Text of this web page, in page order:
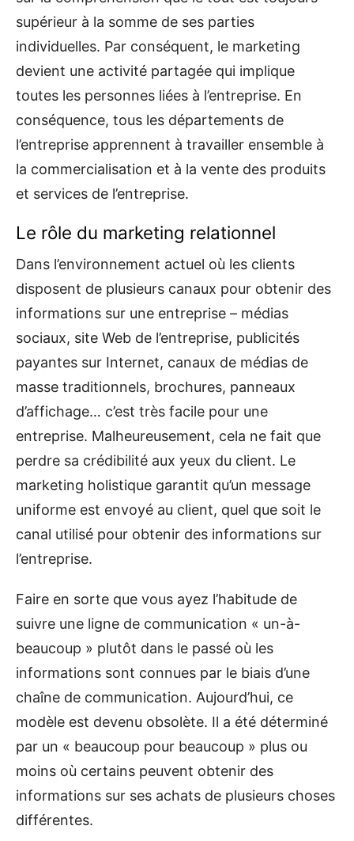
supérieur à la somme de ses parties
individuelles. Par conséquent, le marketing
devient une activité partagée qui implique
toutes les personnes liées à l’entreprise. En
conséquence, tous les départements de
l’entreprise apprennent à travailler ensemble à
la commercialisation et à la vente des produits
et services de l’entreprise.
Le rôle du marketing relationnel
Dans l’environnement actuel où les clients
disposent de plusieurs canaux pour obtenir des
informations sur une entreprise – médias
sociaux, site Web de l’entreprise, publicités
payantes sur Internet, canaux de médias de
masse traditionnels, brochures, panneaux
d’affichage… c’est très facile pour une
entreprise. Malheureusement, cela ne fait que
perdre sa crédibilité aux yeux du client. Le
marketing holistique garantit qu’un message
uniforme est envoyé au client, quel que soit le
canal utilisé pour obtenir des informations sur
l’entreprise.
Faire en sorte que vous ayez l’habitude de
suivre une ligne de communication « un-à-
beaucoup » plutôt dans le passé où les
informations sont connues par le biais d’une
chaîne de communication. Aujourd’hui, ce
modèle est devenu obsolète. Il a été déterminé
par un « beaucoup pour beaucoup » plus ou
moins où certains peuvent obtenir des
informations sur ses achats de plusieurs choses
différentes.